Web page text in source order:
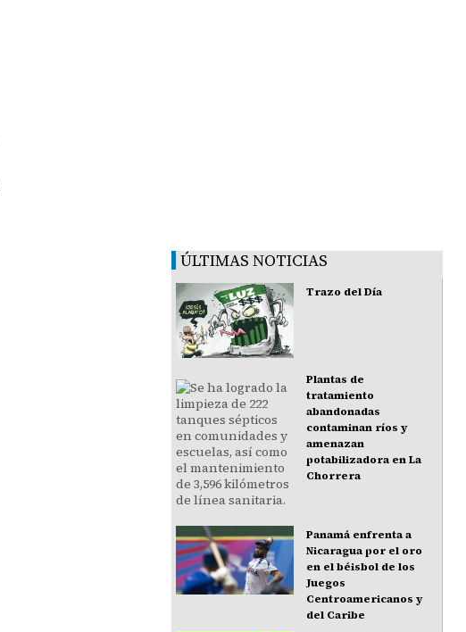
ÚLTIMAS NOTICIAS
Trazo del Día
Plantas de
tratamiento
abandonadas
contaminan ríos y
amenazan
potabilizadora en La
Chorrera
Panamá enfrenta a
Nicaragua por el oro
en el béisbol de los
Juegos
Centroamericanos y
del Caribe